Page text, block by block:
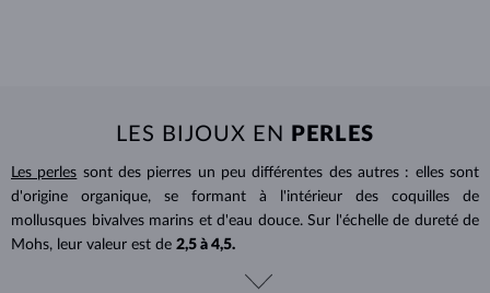
LES BIJOUX EN PERLES
Les perles sont des pierres un peu différentes des autres : elles sont
d'origine organique, se formant à l'intérieur des coquilles de
mollusques bivalves marins et d'eau douce. Sur l'échelle de dureté de
Mohs, leur valeur est de 2,5 à 4,5.